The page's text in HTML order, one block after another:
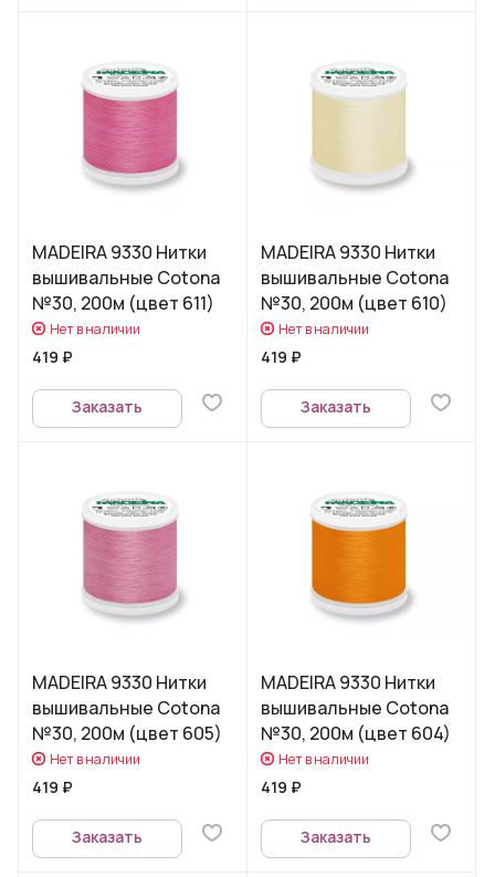
MADEIRA 9330 Нитки
вышивальные Cotona
№30, 200м (цвет 611)
Нет в наличии
419 ₽
Заказать
MADEIRA 9330 Нитки
вышивальные Cotona
№30, 200м (цвет 610)
Нет в наличии
419 ₽
Заказать
MADEIRA 9330 Нитки
вышивальные Cotona
№30, 200м (цвет 605)
Нет в наличии
419 ₽
Заказать
MADEIRA 9330 Нитки
вышивальные Cotona
№30, 200м (цвет 604)
Нет в наличии
419 ₽
Заказать